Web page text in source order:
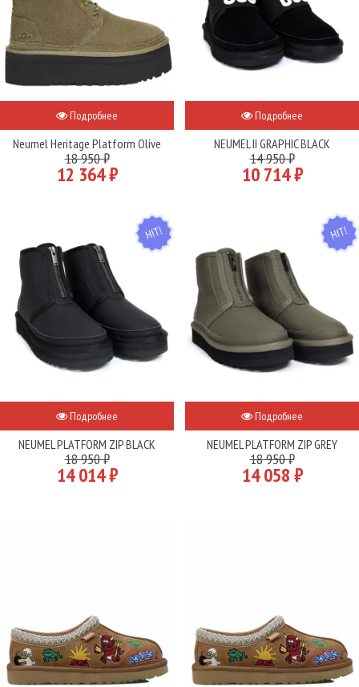
Подробнее
Neumel Heritage Platform Olive
18 950 ₽
12 364 ₽
Подробнее
NEUMEL II GRAPHIC BLACK
14 950 ₽
10 714 ₽
HIT
Подробнее
NEUMEL PLATFORM ZIP BLACK
18 950 ₽
14 014 ₽
HIT
Подробнее
NEUMEL PLATFORM ZIP GREY
18 950 ₽
14 058 ₽